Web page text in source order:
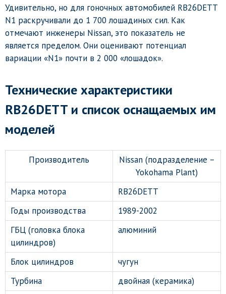
Удивительно, но для гоночных автомобилей RB26DETT
N1 раскручивали до 1 700 лошадиных сил. Как
отмечают инженеры Nissan, это показатель не
является пределом. Они оценивают потенциал
вариации «N1» почти в 2 000 «лошадок».
Технические характеристики
RB26DETT и список оснащаемых им
моделей
Производитель
Nissan (подразделение –
Yokohama Plant)
Марка мотора
RB26DETT
Годы производства
1989-2002
ГБЦ (головка блока
цилиндров)
алюминий
Блок цилиндров
чугун
Турбина
двойная (керамика)